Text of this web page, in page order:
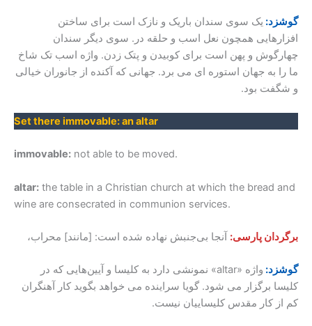
گوشزد: یک سوی سندان باریک و نازک است برای ساختن
افزارهایی همچون نعل اسب و حلقه در. سوی دیگر سندان
چهارگوش و پهن است برای کوبیدن و پتک زدن. واژه اسب تک شاخ
ما را به جهان استوره ای می برد. جهانی که آکنده از جانوران خیالی
و شگفت بود.
Set there immovable: an altar
immovable: not able to be moved.
altar: the table in a Christian church at which the bread and
wine are consecrated in communion services.
برگردان پارسی: آنجا بی‌جنبش نهاده شده است: [مانند] محراب،
گوشزد:
واژه «altar» نمونشی دارد به کلیسا و آیین‌هایی که در
کلیسا برگزار می شود. گویا سراینده می خواهد بگوید کار آهنگران
کم از کار مقدس کلیساییان نیست.